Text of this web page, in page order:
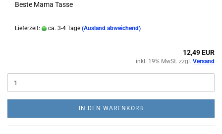
Beste Mama Tasse
Lieferzeit: ca. 3-4 Tage (Ausland abweichend)
12,49 EUR
inkl. 19% MwSt. zzgl. Versand
IN DEN WARENKORB